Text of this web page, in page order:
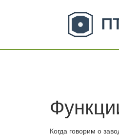
Когда говорим о